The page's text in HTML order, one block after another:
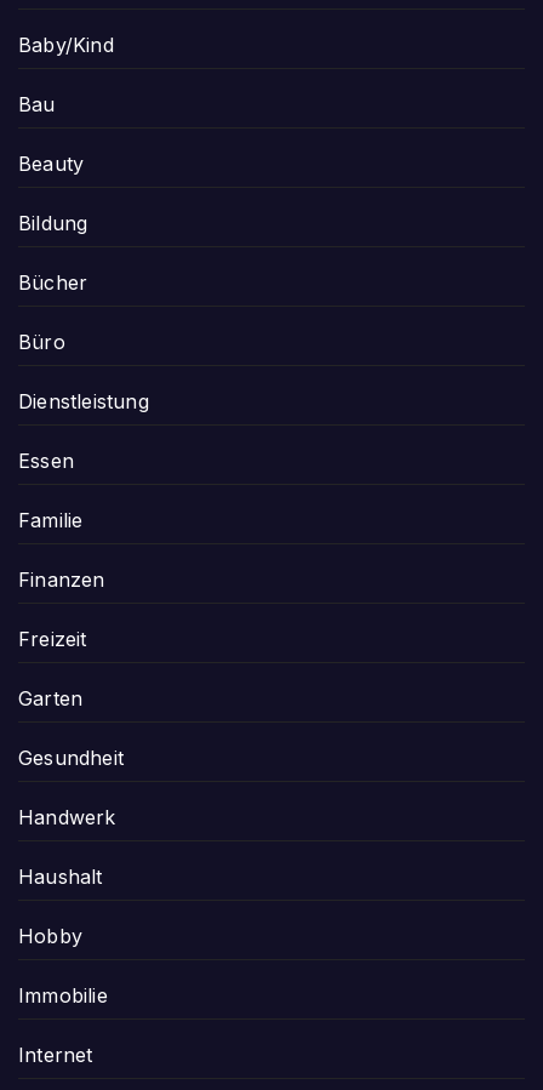
Baby/Kind
Bau
Beauty
Bildung
Bücher
Büro
Dienstleistung
Essen
Familie
Finanzen
Freizeit
Garten
Gesundheit
Handwerk
Haushalt
Hobby
Immobilie
Internet